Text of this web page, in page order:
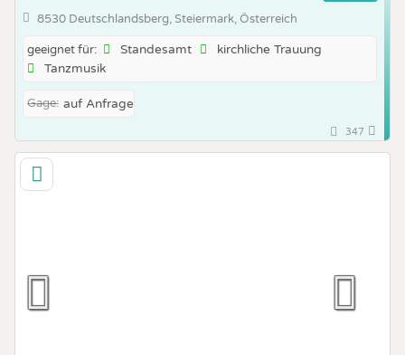
8530 Deutschlandsberg, Steiermark, Österreich
geeignet für: Standesamt
kirchliche Trauung
Tanzmusik
Gage: auf Anfrage
347